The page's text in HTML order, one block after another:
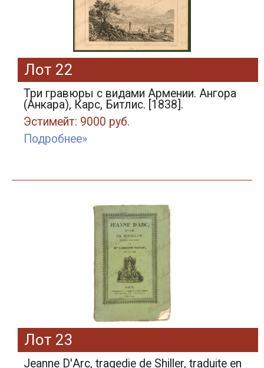
Лот 22
Три гравюры с видами Армении. Ангора
(Анкара), Карс, Битлис. [1838].
Эстимейт: 9000 руб.
Подробнее»
Лот 23
Jeanne D'Аrc, tragedie de Shiller, traduite en